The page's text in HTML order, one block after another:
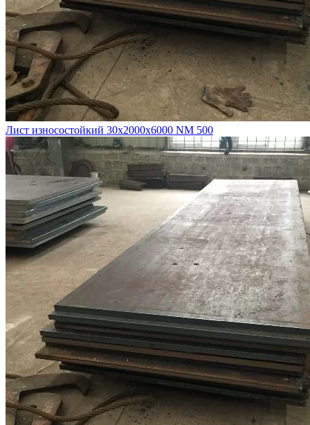
Лист износостойкий 30х2000х6000 NM 500